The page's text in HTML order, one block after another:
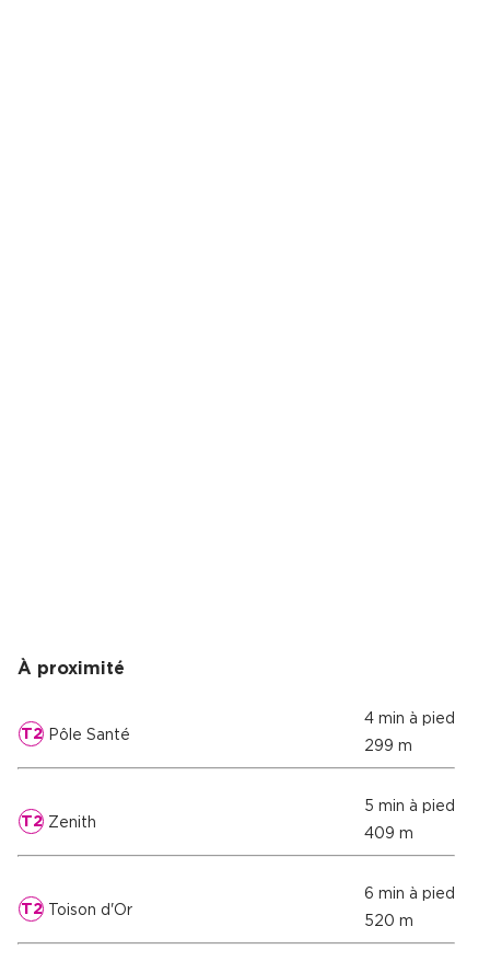
À proximité
T2Pôle Santé
4 min à pied
299 m
T2Zenith
5 min à pied
409 m
T2Toison d'Or
6 min à pied
520 m